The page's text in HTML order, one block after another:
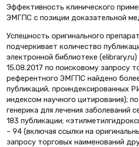
Эффективность клинического
ЭМГПС с позиции доказательной
Успешность оригинального
подчеркивает количество
электронной библиотеке
15.08.2017 по поисковому запросу
референтного ЭМГПС найдено
публикаций, проиндексированных
индексом научного цитирования);
генерика для лечения заболеваний
183 публикации;
– 94 (включая ссылки на
запросу торговых наименований